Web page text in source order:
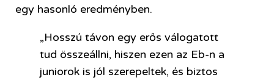
egy hasonló eredményben.
„Hosszú távon egy erős válogatott
tud összeállni, hiszen ezen az Eb-n a
juniorok is jól szerepeltek, és biztos